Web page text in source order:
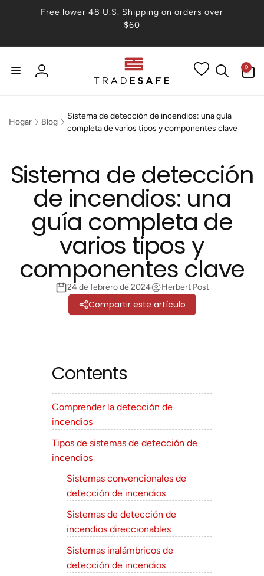
Free lower 48 U.S. Shipping on orders over
$60
Iniciar
0
artículos
Hogar Blog
Sistema de detección de incendios: una guía
completa de varios tipos y componentes clave
Sistema de detección
de incendios: una
guía completa de
varios tipos y
componentes clave
24 de febrero de 2024 Herbert Post
Compartir este artículo
Contents
Comprender la detección de
incendios
Tipos de sistemas de detección de
incendios
Sistemas convencionales de
detección de incendios
Sistemas de detección de
incendios direccionables
Sistemas inalámbricos de
detección de incendios